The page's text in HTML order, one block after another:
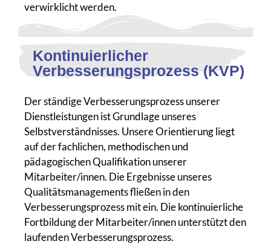
verwirklicht werden.
Kontinuierlicher
Verbesserungsprozess (KVP)
Der ständige Verbesserungsprozess unserer
Dienstleistungen ist Grundlage unseres
Selbstverständnisses. Unsere Orientierung liegt
auf der fachlichen, methodischen und
pädagogischen Qualifikation unserer
Mitarbeiter/innen. Die Ergebnisse unseres
Qualitätsmanagements fließen in den
Verbesserungsprozess mit ein. Die kontinuierliche
Fortbildung der Mitarbeiter/innen unterstützt den
laufenden Verbesserungsprozess.